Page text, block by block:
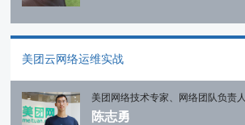
美团云网络运维实战
美团网络技术专家、网络团队负责人
陈志勇